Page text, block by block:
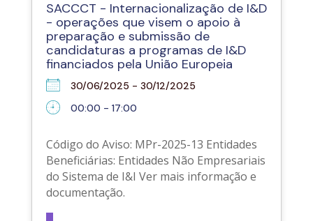
SACCCT - Internacionalização de I&D
- operações que visem o apoio à
preparação e submissão de
candidaturas a programas de I&D
financiados pela União Europeia
30/06/2025 - 30/12/2025
00:00 - 17:00
Código do Aviso: MPr-2025-13 Entidades
Beneficiárias: Entidades Não Empresariais
do Sistema de I&I Ver mais informação e
documentação.